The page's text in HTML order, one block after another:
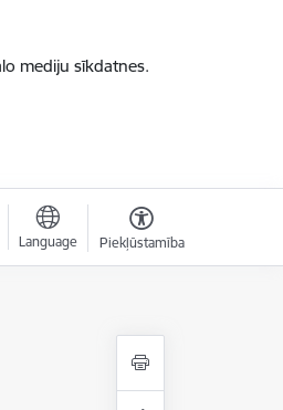
mediju sīkdatnes.
Language Piekļūstamība